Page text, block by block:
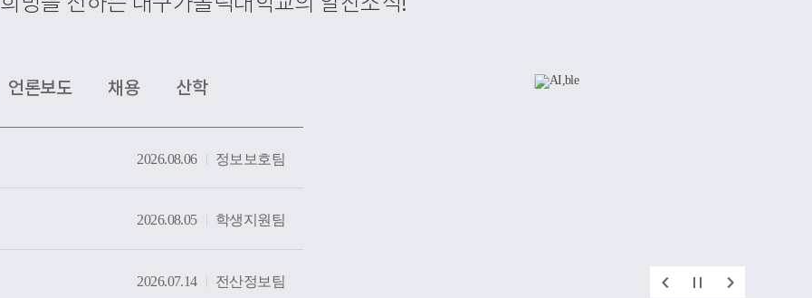
는 현장을 살펴봤다. 특히 대학의 역사와 전통을 간직한 공
방문은 사랑과 봉사의 교육이념을 바탕으로 인재를 양성해
온 우리 대학의 교육 방향을 공유하고, 교구와 대학이 미래
발전을 위해 지속적으로 협력하는 뜻깊은 계기가 되었다.
언론보도 채용 산학
2026.08.06 정보보호팀
2026.08.05 학생지원팀
2026.07.14 전산정보팀